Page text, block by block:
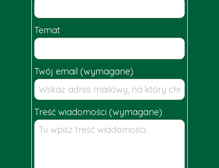
Temat
Twój email (wymagane)
Treść wiadomości (wymagane)